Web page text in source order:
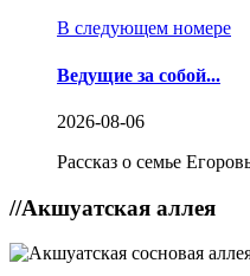
В следующем номере
Ведущие за собой...
2026-08-06
Рассказ о семье
//Акшуатская аллея